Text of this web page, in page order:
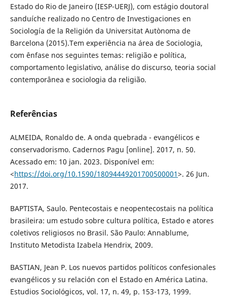
Estado do Rio de Janeiro (IESP-UERJ), com estágio doutoral
sanduíche realizado no Centro de Investigaciones en
Sociología de la Religión da Universitat Autònoma de
Barcelona (2015).Tem experiência na área de Sociologia,
com ênfase nos seguintes temas: religião e política,
comportamento legislativo, análise do discurso, teoria social
contemporânea e sociologia da religião.
Referências
ALMEIDA, Ronaldo de. A onda quebrada - evangélicos e
conservadorismo. Cadernos Pagu [online]. 2017, n. 50.
Acessado em: 10 jan. 2023. Disponível em:
<https://doi.org/10.1590/18094449201700500001>. 26 Jun.
2017.
BAPTISTA, Saulo. Pentecostais e neopentecostais na política
brasileira: um estudo sobre cultura política, Estado e atores
coletivos religiosos no Brasil. São Paulo: Annablume,
Instituto Metodista Izabela Hendrix, 2009.
BASTIAN, Jean P. Los nuevos partidos políticos confesionales
evangélicos y su relación con el Estado en América Latina.
Estudios Sociológicos, vol. 17, n. 49, p. 153-173, 1999.